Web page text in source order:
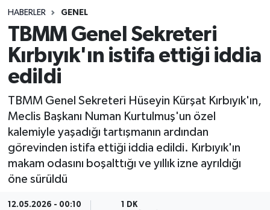
HABERLER GENEL
TBMM Genel Sekreteri
Kırbıyık'ın istifa ettiği iddia
edildi
TBMM Genel Sekreteri Hüseyin Kürşat Kırbıyık'ın,
Meclis Başkanı Numan Kurtulmuş'un özel
kalemiyle yaşadığı tartışmanın ardından
görevinden istifa ettiği iddia edildi. Kırbıyık'ın
makam odasını boşalttığı ve yıllık izne ayrıldığı
öne sürüldü
12.05.2026 - 00:10 1 DK
Spor
Teknoloji
Yaşam